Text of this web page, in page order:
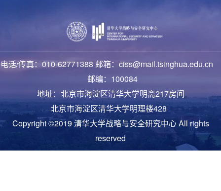
电话/传真：010-62771388 邮箱：ciss@mail.tsinghua.edu.cn
邮编：100084
地址：北京市海淀区清华大学明斋217房间
北京市海淀区清华大学明理楼428
Copyright ©2019 清华大学战略与安全研究中心 All rights
reserved